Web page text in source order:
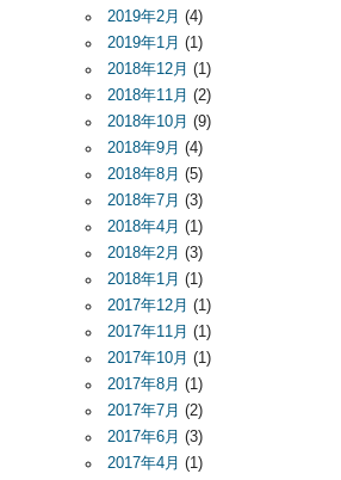
2019年2月 (4)
2019年1月 (1)
2018年12月 (1)
2018年11月 (2)
2018年10月 (9)
2018年9月 (4)
2018年8月 (5)
2018年7月 (3)
2018年4月 (1)
2018年2月 (3)
2018年1月 (1)
2017年12月 (1)
2017年11月 (1)
2017年10月 (1)
2017年8月 (1)
2017年7月 (2)
2017年6月 (3)
2017年4月 (1)